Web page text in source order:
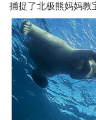
捕捉了北极熊妈妈教